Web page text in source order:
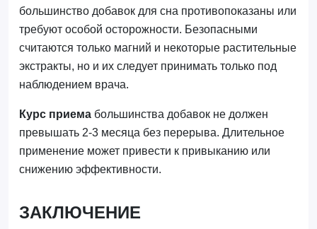
большинство добавок для сна противопоказаны или
требуют особой осторожности. Безопасными
считаются только магний и некоторые растительные
экстракты, но и их следует принимать только под
наблюдением врача.
Курс приемабольшинства добавок не должен
превышать 2-3 месяца без перерыва. Длительное
применение может привести к привыканию или
снижению эффективности.
ЗАКЛЮЧЕНИЕ